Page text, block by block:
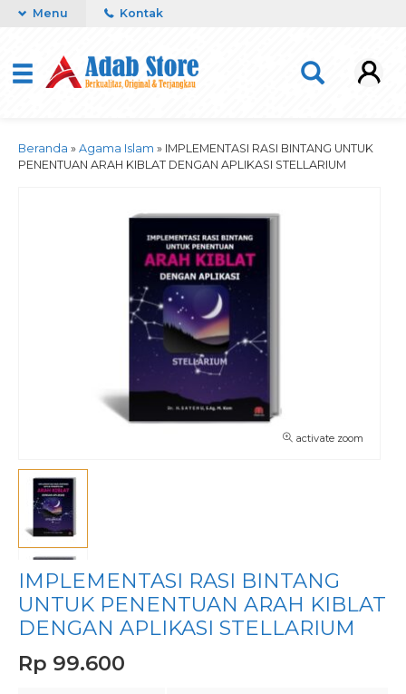
Menu Kontak
Beranda » Agama Islam » IMPLEMENTASI RASI BINTANG UNTUK
PENENTUAN ARAH KIBLAT DENGAN APLIKASI STELLARIUM
activate zoom
IMPLEMENTASI RASI BINTANG
UNTUK PENENTUAN ARAH KIBLAT
DENGAN APLIKASI STELLARIUM
Rp 99.600